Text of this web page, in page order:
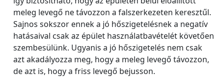
meleg levegő ne távozzon a falszerkezeten keresztűl.
Sajnos sokszor ennek a jó hőszigetelésnek a negatív
hatásaival csak az épület használatbavételét követően
szembesülünk. Ugyanis a jó hőszigetelés nem csak
azt akadályozza meg, hogy a meleg levegő távozzon,
de azt is, hogy a friss levegő bejusson.